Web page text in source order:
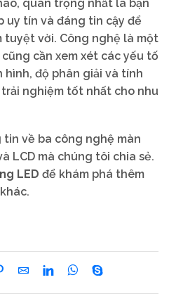
quan trọng nhất là bạn
uy tín và đáng tin cậy để
tuyệt vời. Công nghệ là một
cần xem xét các yếu tố
hình, độ phân giải và tính
nghiệm tốt nhất cho nhu
về ba công nghệ màn
LCD mà chúng tôi chia sẻ.
LED để khám phá thêm